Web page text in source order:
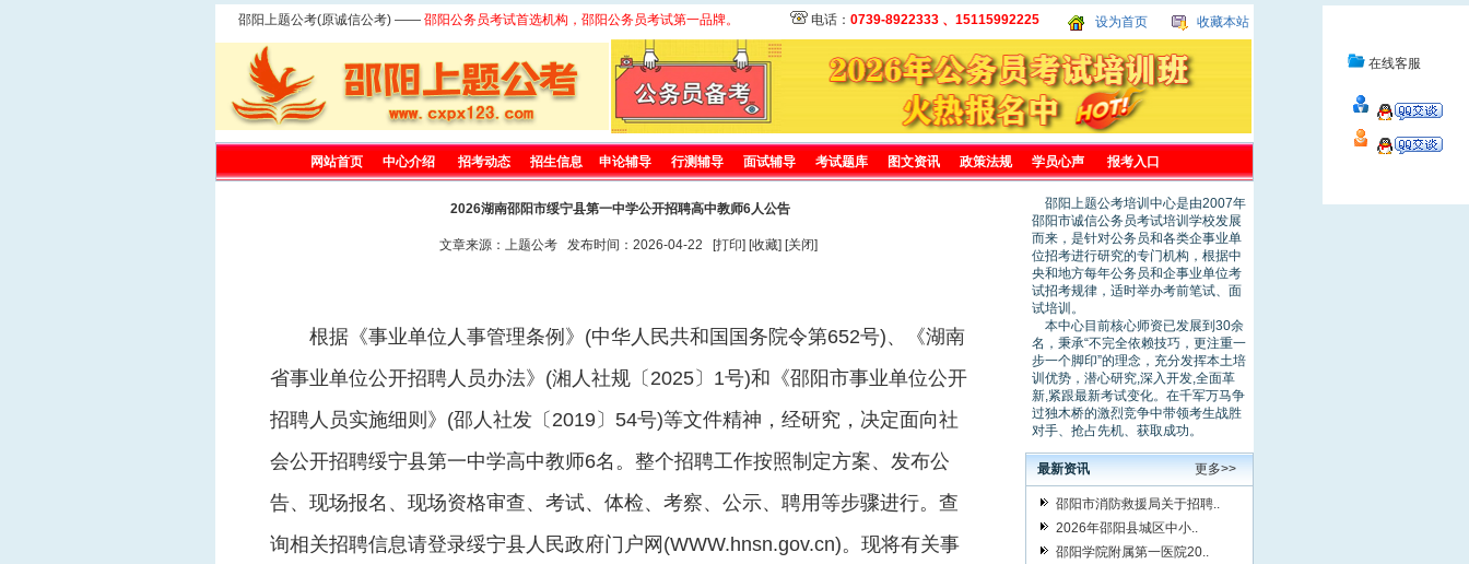
邵阳上题公考(原诚信公考) —— 邵阳公务员考试首选机构，邵阳公务员考试第一品牌。 电话： 0739-8922333 、15115992225 设为首页 收藏本站
网站首页 中心介绍 招考动态 招生信息 申论辅导 行测辅导 面试辅导 考试题库 图文资讯 政策法规 学员心声 报考入口
2026湖南邵阳市绥宁县第一中学公开招聘高中教师6人公告
文章来源：上题公考 发布时间：2026-04-22 [打印] [收藏] [关闭]
根据《事业单位人事管理条例》(中华人民共和国国务院令第652号)、《湖南
省事业单位公开招聘人员办法》(湘人社规〔2025〕1号)和《邵阳市事业单位公开
招聘人员实施细则》(邵人社发〔2019〕54号)等文件精神，经研究，决定面向社
会公开招聘绥宁县第一中学高中教师6名。整个招聘工作按照制定方案、发布公
告、现场报名、现场资格审查、考试、体检、考察、公示、聘用等步骤进行。查
询相关招聘信息请登录绥宁县人民政府门户网(WWW.hnsn.gov.cn)。现将有关事
邵阳上题公考培训中心是由2007年
邵阳市诚信公务员考试培训学校发展
而来，是针对公务员和各类企事业单
位招考进行研究的专门机构，根据中
央和地方每年公务员和企事业单位考
试招考规律，适时举办考前笔试、面
试培训。
本中心目前核心师资已发展到30余
名，秉承“不完全依赖技巧，更注重一
步一个脚印”的理念，充分发挥本土培
训优势，潜心研究,深入开发,全面革
新,紧跟最新考试变化。在千军万马争
过独木桥的激烈竞争中带领考生战胜
对手、抢占先机、获取成功。
最新资讯 更多>>
邵阳市消防救援局关于招聘..
2026年邵阳县城区中小..
邵阳学院附属第一医院20..
在线客服